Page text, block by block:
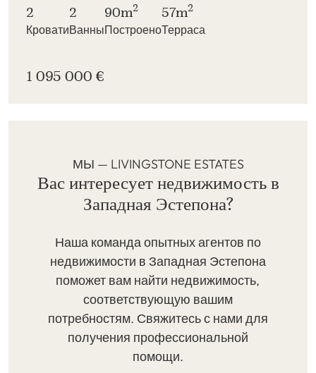
2
Кровати
2
Ванны
90m2
Построено
57m2
Терраса
1 095 000 €
МЫ — LIVINGSTONE ESTATES
Вас интересует недвижимость в
Западная Эстепона?
Наша команда опытных агентов по
недвижимости в Западная Эстепона
поможет вам найти недвижимость,
соответствующую вашим
потребностям. Свяжитесь с нами для
получения профессиональной
помощи.